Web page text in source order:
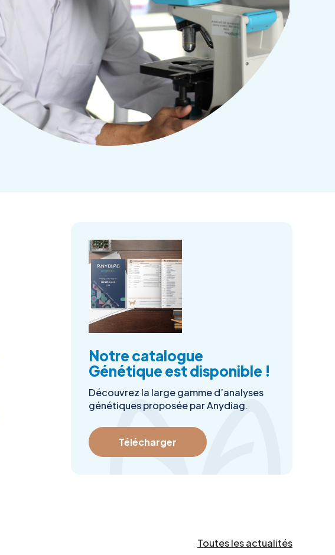
Notre catalogue
Génétique est disponible !
Découvrez la large gamme d’analyses
génétiques proposée par Anydiag.
Télécharger
Toutes les actualités